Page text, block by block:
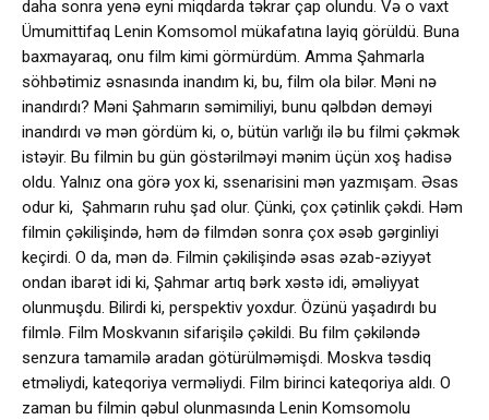
daha sonra yenə eyni miqdarda təkrar çap olundu. Və o vaxt
Ümumittifaq Lenin Komsomol mükafatına layiq görüldü. Buna
baxmayaraq, onu film kimi görmürdüm. Amma Şahmarla
söhbətimiz əsnasında inandım ki, bu, film ola bilər. Məni nə
inandırdı? Məni Şahmarın səmimiliyi, bunu qəlbdən deməyi
inandırdı və mən gördüm ki, o, bütün varlığı ilə bu filmi çəkmək
istəyir. Bu filmin bu gün göstərilməyi mənim üçün xoş hadisə
oldu. Yalnız ona görə yox ki, ssenarisini mən yazmışam. Əsas
odur ki, Şahmarın ruhu şad olur. Çünki, çox çətinlik çəkdi. Həm
filmin çəkilişində, həm də filmdən sonra çox əsəb gərginliyi
keçirdi. O da, mən də. Filmin çəkilişində əsas əzab-əziyyət
ondan ibarət idi ki, Şahmar artıq bərk xəstə idi, əməliyyat
olunmuşdu. Bilirdi ki, perspektiv yoxdur. Özünü yaşadırdı bu
filmlə. Film Moskvanın sifarişilə çəkildi. Bu film çəkiləndə
senzura tamamilə aradan götürülməmişdi. Moskva təsdiq
etməliydi, kateqoriya verməliydi. Film birinci kateqoriya aldı. O
zaman bu filmin qəbul olunmasında Lenin Komsomolu